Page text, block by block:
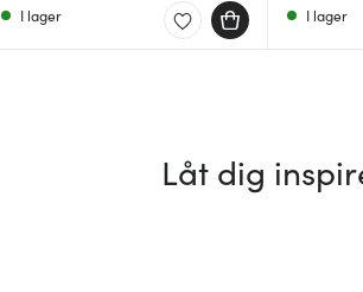
I lager I lager
Låt dig